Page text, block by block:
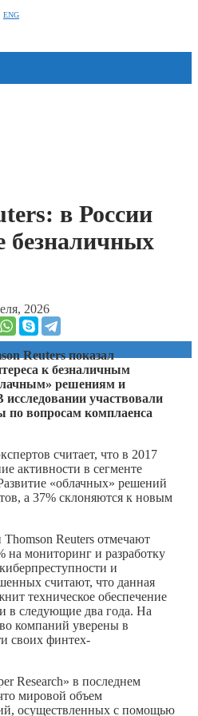
ENG
в России
безналичных
2026
Reuters показал
к безналичным
решениям и
участвовали
по вопросам комплаенса
считает, что в 2017
активности в сегменте
«облачных» решений
а 37% склоняются к новым
Reuters отмечают
на мониторинг и разработку
и
считают, что данная
техническое обеспечение
в следующие два года. На
компаний уверены в
своих финтех-
Research» в последнем
мировой объем
осуществленных с помощью